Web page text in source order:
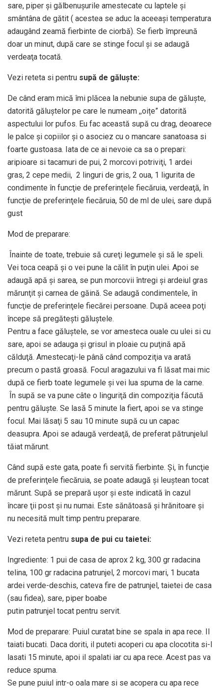
sare, piper şi gălbenuşurile amestecate cu laptele şi
smântâna de gătit ( acestea se aduc la aceeaşi temperatura
adaugând zeamă fierbinte de ciorbă). Se fierb împreună
doar un minut, după care se stinge focul şi se adaugă
verdeaţa tocată.
Vezi reteta si pentru supă de găluște:
De când eram mică îmi plăcea la nebunie supa de găluște,
datorită găluștelor pe care le numeam ,,oițe” datorită
aspectului lor pufos. Eu fac această supă cu drag, deoarece
le palce și copiilor și o asociez cu o mancare sanatoasa si
foarte gustoasa. Iata de ce ai nevoie ca sa o prepari:
aripioare si tacamuri de pui, 2 morcovi potriviţi, 1 ardei
gras, 2 cepe medii, 2 linguri de gris, 2 oua, 1 ligurita de
condimente în funcţie de preferinţele fiecăruia, verdeaţă, în
funcţie de preferinţele fiecăruia, 50 de ml de ulei, sare după
gust
Mod de preparare:
Înainte de toate, trebuie să cureţi legumele şi să le speli.
Vei toca ceapă şi o vei pune la călit în puţin ulei. Apoi se
adaugă apă şi sarea, se pun morcovii întregi şi ardeiul gras
mărunţit și carnea de găină. Se adaugă condimentele, în
funcţie de preferinţele fiecărei persoane. După aceea poţi
începe să pregăteşti găluştele.
Pentru a face găluştele, se vor amesteca ouale cu ulei si cu
sare, apoi se adauga şi grisul in ploaie cu puţină apă
călduţă. Amestecaţi-le până când compoziţia va arată
precum o pastă groasă. Focul aragazului va fi lăsat mai mic
după ce fierb toate legumele şi vei lua spuma de la carne.
În supă se va pune câte o linguriţă din compoziţia făcută
pentru găluşte. Se lasă 5 minute la fiert, apoi se va stinge
focul. Mai lăsaţi 5 sau 10 minute supă cu un capac
deasupra. Apoi se adaugă verdeaţă, de preferat pătrunjelul
tăiat mărunt.
Când supă este gata, poate fi servită fierbinte. Şi, în funcţie
de preferinţele fiecăruia, se poate adaugă şi leuştean tocat
mărunt. Supă se prepară uşor şi este indicată în cazul
încare ţii post şi nu numai. Este sănătoasă şi hrănitoare şi
nu necesită mult timp pentru preparare.
Vezi reteta pentru supa de pui cu taietei:
Ingrediente: 1 pui de casa de aprox 2 kg, 300 gr radacina
telina, 100 gr radacina patrunjel, 2 morcovi mari, 1 bucata
ardei verde-deschis, cateva fire de patrunjel, taietei de casa
(sau fidea), sare, piper boabe
putin patrunjel tocat pentru servit.
Mod de preparare: Puiul curatat bine se spala in apa rece. Il
taiati bucati. Daca doriti, il puteti acoperi cu apa clocotita si-l
lasati 15 minute, apoi il spalati iar cu apa rece. Acest pas va
reduce spuma.
Se pune puiul intr-o oala mare si se acopera cu apa rece